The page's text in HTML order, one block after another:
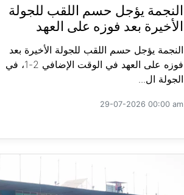
النجمة يؤجل حسم اللقب للجولة
الأخيرة بعد فوزه على العهد
النجمة يؤجل حسم اللقب للجولة الأخيرة بعد
فوزه على العهد في الوقت الإضافي 2-1، في
الجولة ال...
29-07-2026 00:00 am